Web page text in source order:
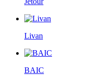
Livan
BAIC